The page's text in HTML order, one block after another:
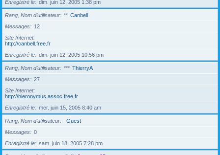
Enregistré le
dim. juin 12, 2005 1:38 pm
Rang, Nom d’utilisateur ** Canbell
Messages
12
Site Internet
http://canbell.free.fr
Enregistré le
dim. juin 12, 2005 10:56 pm
Rang, Nom d’utilisateur *** ThierryA
Messages
27
Site Internet
http://hieronymus.assoc.free.fr
Enregistré le
mer. juin 15, 2005 8:40 am
Rang, Nom d’utilisateur
Guest
Messages
0
Enregistré le
sam. juin 18, 2005 7:28 pm